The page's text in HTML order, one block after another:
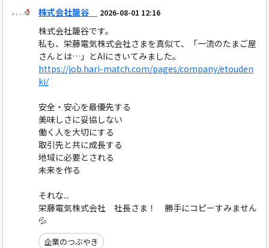
株式会社籠谷 2026-08-01 12:16
株式会社籠谷です。
私も、栄藤電気株式会社さまを真似て、「一流のたまご屋
さんとは…」とAIにきいてみました。
https://job.hari-match.com/pages/company/etouden
ki/
安全・安心を最優先する
美味しさに妥協しない
働く人を大切にする
取引先と共に成長する
地域に必要とされる
未来を作る
それな...
栄藤電気株式会社 社長さま！ 勝手にコピーすみません
💦
企業のつぶやき